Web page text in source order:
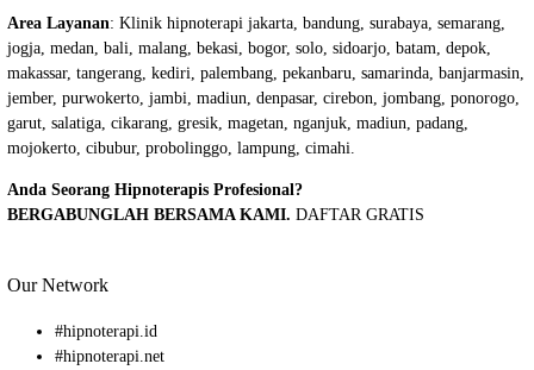
Area Layanan: Klinik hipnoterapi jakarta, bandung, surabaya, semarang,
jogja, medan, bali, malang, bekasi, bogor, solo, sidoarjo, batam, depok,
makassar, tangerang, kediri, palembang, pekanbaru, samarinda, banjarmasin,
jember, purwokerto, jambi, madiun, denpasar, cirebon, jombang, ponorogo,
garut, salatiga, cikarang, gresik, magetan, nganjuk, madiun, padang,
mojokerto, cibubur, probolinggo, lampung, cimahi.
Anda Seorang Hipnoterapis Profesional?
BERGABUNGLAH BERSAMA KAMI. DAFTAR GRATIS
Our Network
#hipnoterapi.id
#hipnoterapi.net